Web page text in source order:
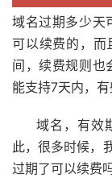
域名过期多少天
可以续费的，而
间，续费规则也
能支持7天内，有
域名，有效
此，很多时候，
过期了可以续费